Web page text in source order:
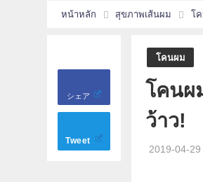
หน้าหลัก สุขภาพเส้นผม โ
シェア
Tweet
โคนผม
โคนผ
ว้าว!
2019-04-29